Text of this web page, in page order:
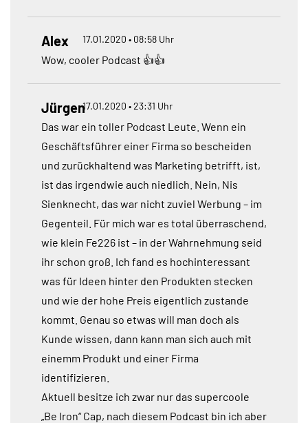
Alex 17.01.2020 • 08:58 Uhr
Wow, cooler Podcast 👍👍
Jürgen17.01.2020 • 23:31 Uhr
Das war ein toller Podcast Leute. Wenn ein
Geschäftsführer einer Firma so bescheiden
und zurückhaltend was Marketing betrifft, ist,
ist das irgendwie auch niedlich. Nein, Nis
Sienknecht, das war nicht zuviel Werbung – im
Gegenteil. Für mich war es total überraschend,
wie klein Fe226 ist – in der Wahrnehmung seid
ihr schon groß. Ich fand es hochinteressant
was für Ideen hinter den Produkten stecken
und wie der hohe Preis eigentlich zustande
kommt. Genau so etwas will man doch als
Kunde wissen, dann kann man sich auch mit
einemm Produkt und einer Firma
identifizieren.
Aktuell besitze ich zwar nur das supercoole
„Be Iron“ Cap, nach diesem Podcast bin ich aber